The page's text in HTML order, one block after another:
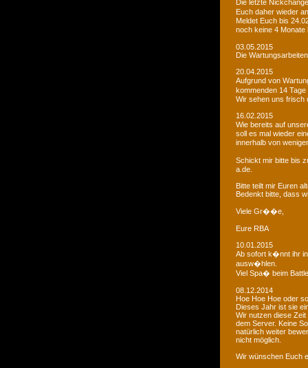
Die letzte
Euch daher wieder
Meldet Euch bis
noch keine 4
03.05.2015
Die
20.04.2015
Aufgrund von
kommenden 14
Wir sehen uns frisch
16.02.2015
Wie bereits auf
soll es mal wieder
innerhalb von
Schickt mir bitte bis
a.de.
Bitte teilt mir Euren
Bedenkt bitte, dass
Viele Gr��e,
Eure RBA
10.01.2015
Ab sofort k�nnt ihr
ausw�hlen.
Viel Spa� beim
08.12.2014
Hoe Hoe Hoe oder
Dieses Jahr ist sie
Wir nutzen diese
dem Server. Keine
natürlich weiter
nicht möglich.
Wir wünschen Euch